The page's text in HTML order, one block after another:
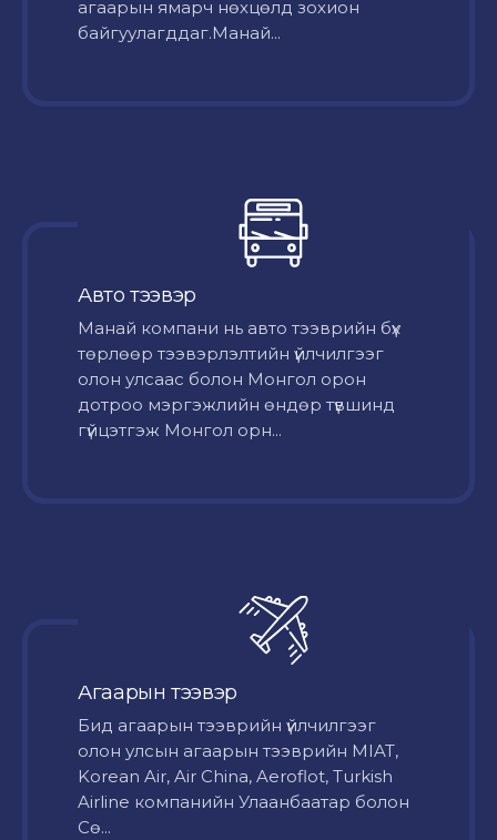
агаарын ямарч нөхцөлд зохион
байгуулагддаг.Манай...
Авто тээвэр
Mанай компани нь авто тээврийн бүх
төрлөөр тээвэрлэлтийн үйлчилгээг
олон улсаас болон Монгол орон
дотроо мэргэжлийн өндөр түвшинд
гүйцэтгэж Монгол орн...
Агаарын тээвэр
Бид агаарын тээврийн үйлчилгээг
олон улсын агаарын тээврийн MIAT,
Korean Air, Air China, Aeroflot, Turkish
Airline компанийн Улаанбаатар болон
Сө...